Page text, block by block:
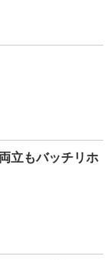
立もバッチリホ